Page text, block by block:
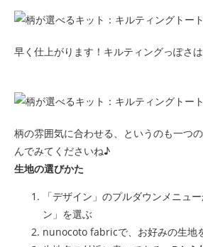
早く仕上がります！キルティングっぽさは
柄の雰囲気に合わせる、というのも一つ
んでみてくださいね♪
生地の選びかた
「デザイン」のプルダウンメニュ
ン」を選ぶ
nunocoto fabricで、お好みの生地